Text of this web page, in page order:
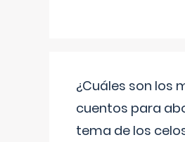
¿Cuáles son los
cuentos para
tema de los